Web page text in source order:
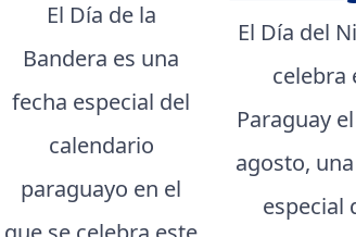
El Día de la
Bandera es una
fecha especial del
calendario
paraguayo en el
El Día del
celebra
Paraguay
agosto,
especial